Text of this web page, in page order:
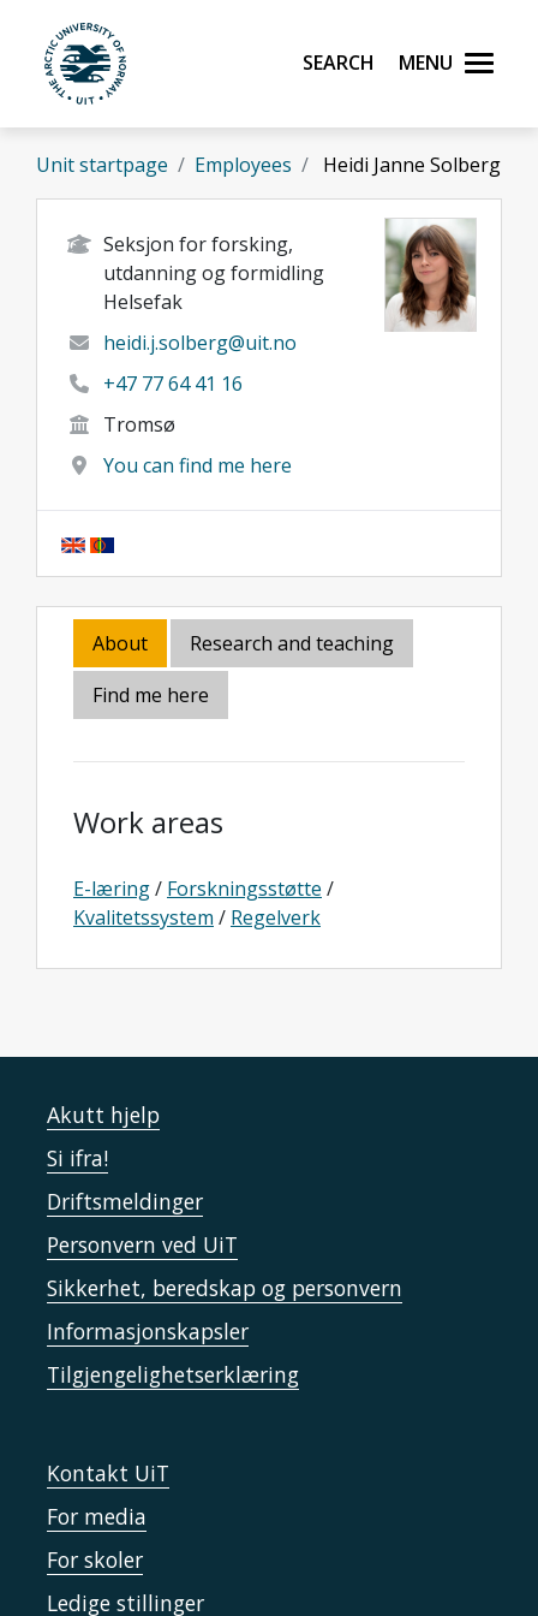
Skip to main content
UiT The Arctic University of Norway
Search Menu
Unit startpage Employees Heidi Janne Solberg
Seksjon for forsking,
utdanning og formidling
Helsefak
heidi.j.solberg@uit.no
+47 77 64 41 16
Tromsø
You can find me here
About
Research and teaching
Find me here
Work areas
E-læring/ Forskningsstøtte /
Kvalitetssystem / Regelverk
Akutt hjelp
Si ifra!
Driftsmeldinger
Personvern ved UiT
Sikkerhet, beredskap og personvern
Informasjonskapsler
Tilgjengelighetserklæring
Kontakt UiT
For media
For skoler
Ledige stillinger